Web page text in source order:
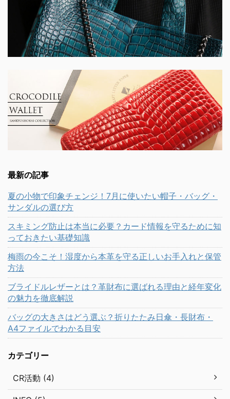
最新の記事
夏の小物で印象チェンジ！7月に使いたい帽子・バッグ・
サンダルの選び方
スキミング防止は本当に必要？カード情報を守るために知
っておきたい基礎知識
梅雨の今こそ！湿度から本革を守る正しいお手入れと保管
方法
ブライドルレザーとは？革財布に選ばれる理由と経年変化
の魅力を徹底解説
バッグの大きさはどう選ぶ？折りたたみ日傘・長財布・
A4ファイルでわかる目安
カテゴリー
CR活動 (4)